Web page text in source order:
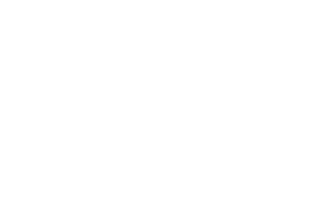
військові